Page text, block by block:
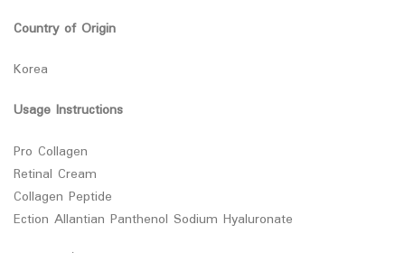
Country of Origin
Korea
Usage Instructions
Pro Collagen
Retinal Cream
Collagen Peptide
Ection Allantian Panthenol Sodium Hyaluronate